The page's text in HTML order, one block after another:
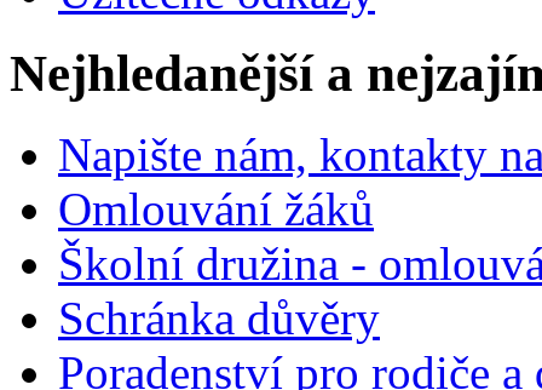
Nejhledanější a
Napište nám, kontakty
Omlouvání žáků
Školní družina -
Schránka důvěry
Poradenství pro rodiče